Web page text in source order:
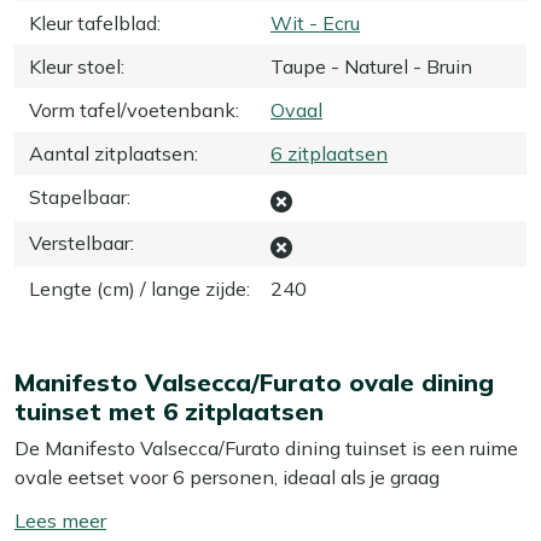
Kleur tafelblad:
Wit - Ecru
Kleur stoel:
Taupe - Naturel - Bruin
Vorm tafel/voetenbank:
Ovaal
Aantal zitplaatsen:
6 zitplaatsen
Stapelbaar:
Verstelbaar:
Lengte (cm) / lange zijde: 240
Manifesto Valsecca/Furato ovale dining
tuinset met 6 zitplaatsen
De Manifesto Valsecca/Furato dining tuinset is een ruime
ovale eetset voor 6 personen, ideaal als je graag
De combinatie van een aluminium onderstel, een wit
Toon/verberg